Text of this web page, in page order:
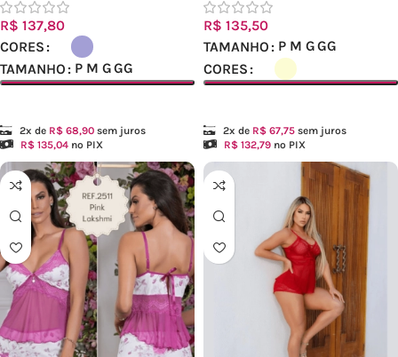
R$ 137,80
CORES
TAMANHO
P M GGG
2x de R$ 68,90 sem juros
R$ 135,04 no PIX
R$ 135,50
TAMANHO
P M GGG
CORES
2x de R$ 67,75 sem juros
R$ 132,79 no PIX